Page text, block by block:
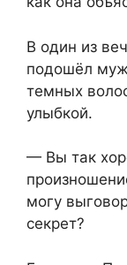
В один из
подошёл
темных
улыбкой.
— Вы так
могу
секрет?